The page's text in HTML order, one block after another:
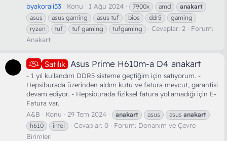
byakorali53
Konu 1 Ağu 2024 7900x amd
anakart
asus
asus gaming asus tuf bios ddr5
gaming
ryzen
tuf tuf gaming tufgaming Cevaplar: 2
Forum:
Anakart
Satılık Asus Prime H610m-a D4 anakart
- 1 yıl kullandım DDR5 sisteme geçtiğim için satıyorum. -
Hepsiburada üzerinden aldım kutu ve fatura mevcut, garantisi
devam ediyor. - Hepsiburada fiziksel fatura yollamadığı için E-
Fatura var.
A&B
Konu 29 Tem 2024 anakart asus asus anakart
h610
intel Cevaplar: 0 Forum: Donanım ve Çevre
Birimleri